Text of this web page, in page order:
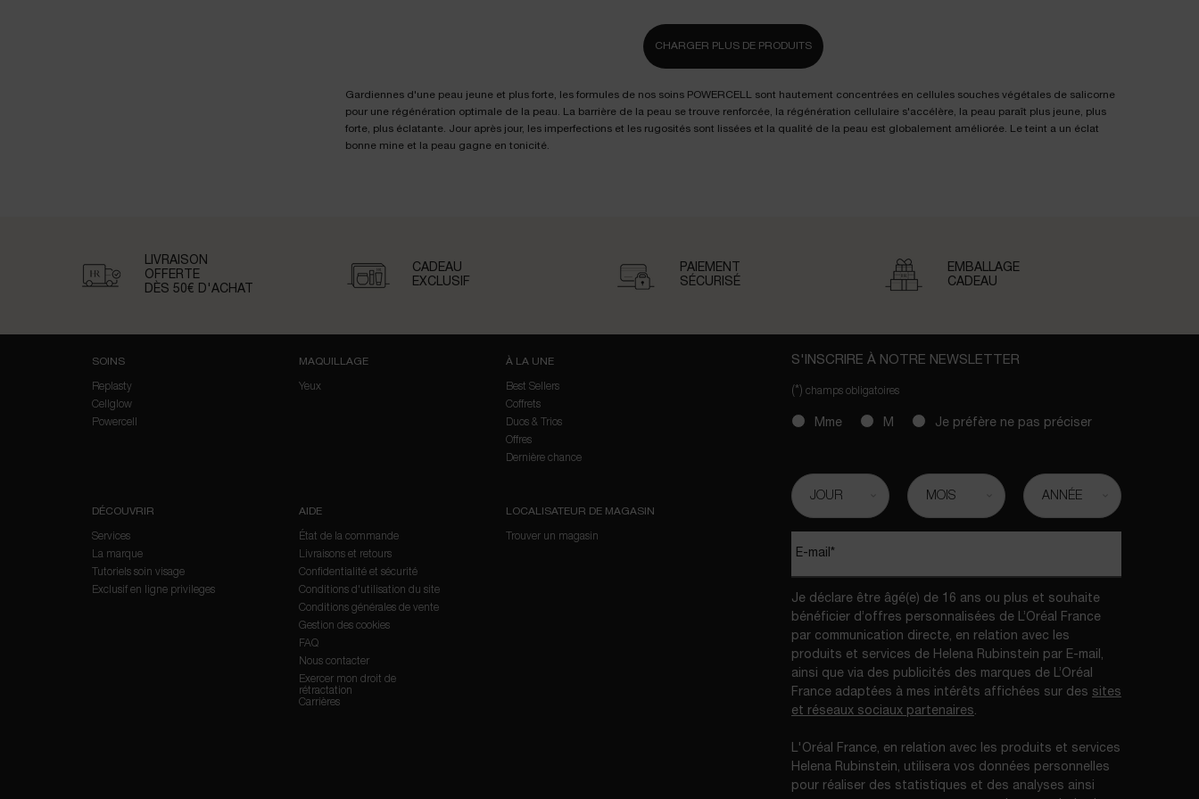
CHARGER PLUS DE PRODUITS
Gardiennes d'une peau jeune et plus forte, les formules de nos soins POWERCELL sont hautement concentrées en cellules souches végétales de salicorne
pour une régénération optimale de la peau. La barrière de la peau se trouve renforcée, la régénération cellulaire s'accélère, la peau paraît plus jeune, plus
forte, plus éclatante. Jour après jour, les imperfections et les rugosités sont lissées et la qualité de la peau est globalement améliorée. Le teint a un éclat
bonne mine et la peau gagne en tonicité.
LIVRAISON
OFFERTE
DÈS 50€ D'ACHAT
CADEAU
EXCLUSIF
PAIEMENT
SÉCURISÉ
EMBALLAGE
CADEAU
SOINS
Replasty
Cellglow
Powercell
MAQUILLAGE
Yeux
À LA UNE
Best Sellers
Coffrets
Duos & Trios
Offres
Dernière chance
DÉCOUVRIR
Services
La marque
Tutoriels soin visage
Exclusif en ligne privileges
AIDE
État de la commande
Livraisons et retours
Confidentialité et sécurité
Conditions d'utilisation du site
Conditions générales de vente
Gestion des cookies
FAQ
Nous contacter
Exercer mon droit de
rétractation
Carrières
LOCALISATEUR DE MAGASIN
Trouver un magasin
S'INSCRIRE À NOTRE NEWSLETTER
(*) champs obligatoires
newslettersignup.title.legend
Mme M Je préfère ne pas préciser
E-mail *
Je déclare être âgé(e) de 16 ans ou plus et souhaite
bénéficier d’offres personnalisées de L’Oréal France
par communication directe, en relation avec les
produits et services de Helena Rubinstein par E-mail,
ainsi que via des publicités des marques de L’Oréal
France adaptées à mes intérêts affichées sur des sites
et réseaux sociaux partenaires.​
​L'Oréal France, en relation avec les produits et services
Helena Rubinstein, utilisera vos données personnelles
pour réaliser des statistiques et des analyses ainsi